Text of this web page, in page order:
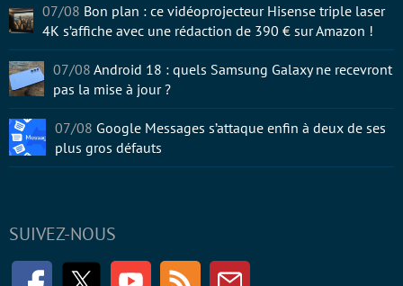
SUIVEZ-NOUS
FacebookTwitter Youtube RSS Newsletter
07/08 Bon plan : ce vidéoprojecteur Hisense triple laser
4K s’affiche avec une rédaction de 390 € sur Amazon !
07/08 Android 18 : quels Samsung Galaxy ne recevront
pas la mise à jour ?
07/08 Google Messages s’attaque enfin à deux de ses
plus gros défauts